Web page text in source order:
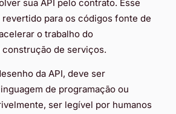
sua API pelo contrato. Esse
para os códigos fonte de
o trabalho do
de serviços.
da API, deve ser
de programação ou
ser legível por humanos